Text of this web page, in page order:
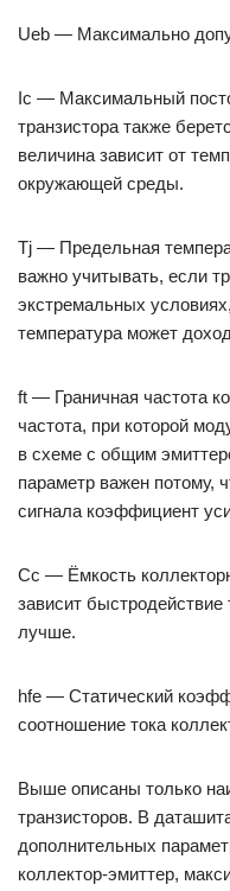
Ueb — Максимально
Ic — Максимальный
транзистора также
величина зависит от
окружающей среды.
Tj — Предельная
важно учитывать, если
экстремальных
температура может
ft — Граничная частота
частота, при которой
в схеме с общим
параметр важен потому,
сигнала коэффициент
Cc — Ёмкость
зависит
лучше.
hfe — Статический
соотношение тока
Выше описаны только
транзисторов. В
дополнительных
коллектор-эмиттер,